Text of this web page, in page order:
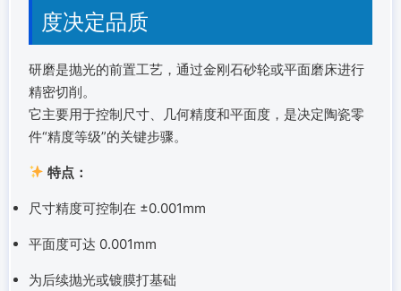
度决定品质
研磨是抛光的前置工艺，通过金刚石砂轮或平面磨床进行
精密切削。
它主要用于控制尺寸、几何精度和平面度，是决定陶瓷零
件“精度等级”的关键步骤。
特点：
尺寸精度可控制在 ±0.001mm
平面度可达 0.001mm
为后续抛光或镀膜打基础